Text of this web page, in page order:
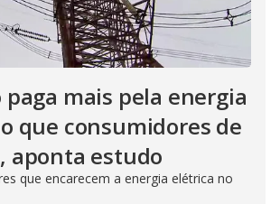
paga mais pela energia
que consumidores de
aponta estudo
que encarecem a energia elétrica no